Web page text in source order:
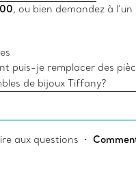
, ou bien demandez à
puis-je remplacer des
de bijoux Tiffany?
aux questions